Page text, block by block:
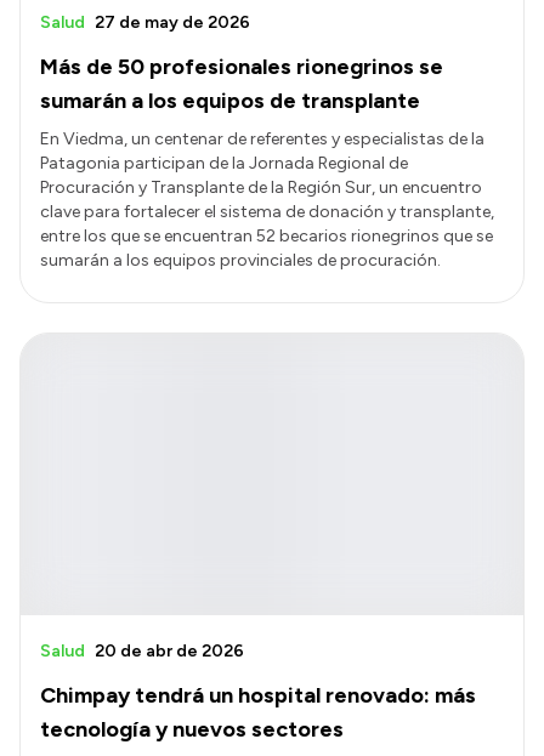
Más de 50 profesionales rionegrinos se
sumarán a los equipos de transplante
Salud 27 de may de 2026
En Viedma, un centenar de referentes y especialistas de la
Patagonia participan de la Jornada Regional de
Procuración y Transplante de la Región Sur, un encuentro
clave para fortalecer el sistema de donación y transplante,
entre los que se encuentran 52 becarios rionegrinos que se
sumarán a los equipos provinciales de procuración.
Chimpay tendrá un hospital renovado: más
tecnología y nuevos sectores
Salud 20 de abr de 2026